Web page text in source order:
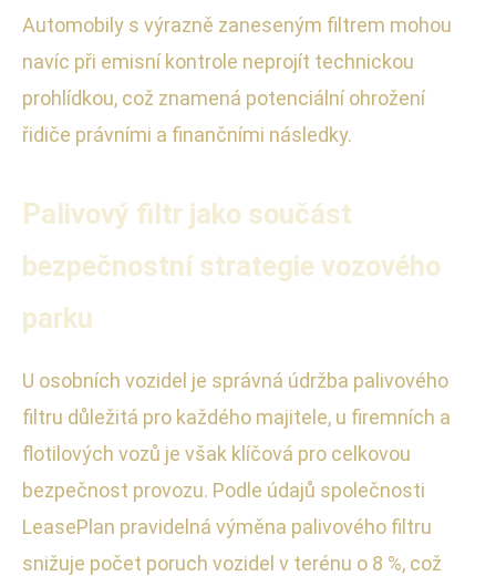
Automobily s výrazně zaneseným filtrem mohou
navíc při emisní kontrole neprojít technickou
prohlídkou, což znamená potenciální ohrožení
řidiče právními a finančními následky.
Palivový filtr jako součást
bezpečnostní strategie vozového
parku
U osobních vozidel je správná údržba palivového
filtru důležitá pro každého majitele, u firemních a
flotilových vozů je však klíčová pro celkovou
bezpečnost provozu. Podle údajů společnosti
LeasePlan pravidelná výměna palivového filtru
snižuje počet poruch vozidel v terénu o 8 %, což